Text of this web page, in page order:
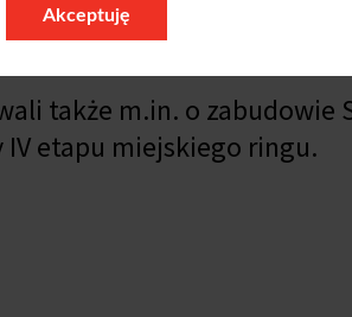
Akceptuję
także m.in. o zabudowie
etapu miejskiego ringu.